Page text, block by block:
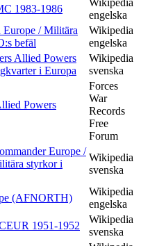
1983-1986
Wikipedia
engelska
/ Militära
befäl
Wikipedia
engelska
Allied Powers
i Europa
Wikipedia
svenska
Powers
Forces
War
Records
Free
Forum
Europe /
styrkor i
Wikipedia
svenska
(AFNORTH)
Wikipedia
engelska
1951-1952
Wikipedia
svenska